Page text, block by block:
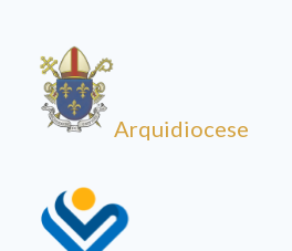
Arquidiocese